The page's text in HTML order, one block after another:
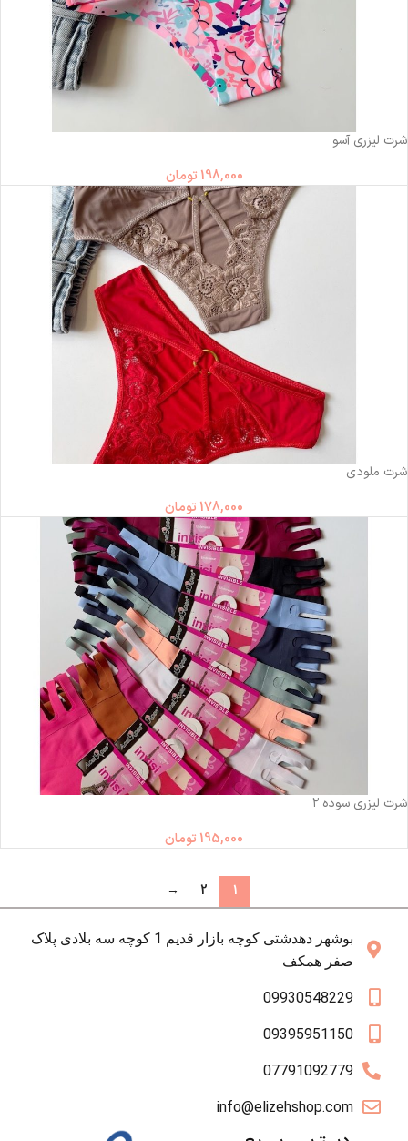
شرت لیزری آسو
198,000 تومان
شرت ملودی
178,000 تومان
شرت لیزری سوده ۲
195,000 تومان
1
2
→
بوشهر دهدشتی کوچه بازار قدیم 1 کوچه سه بلادی پلاک
صفر همکف
09930548229
09395951150
07791092779
info@elizehshop.com